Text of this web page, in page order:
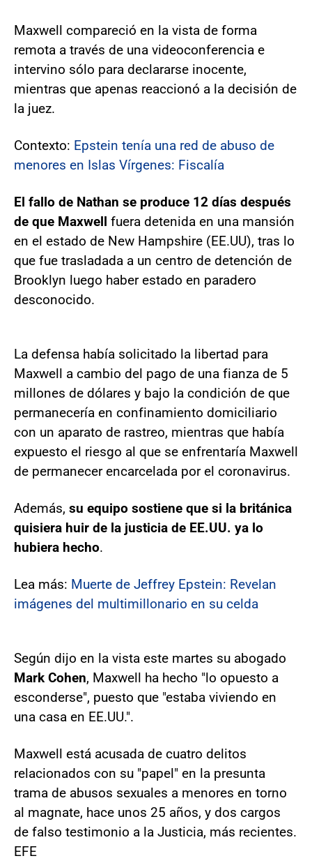
Maxwell compareció en la vista de forma
remota a través de una videoconferencia e
intervino sólo para declararse inocente,
mientras que apenas reaccionó a la decisión de
la juez.
Contexto: Epstein tenía una red de abuso de
menores en Islas Vírgenes: Fiscalía
El fallo de Nathan se produce 12 días después
de que Maxwell fuera detenida en una mansión
en el estado de New Hampshire (EE.UU), tras lo
que fue trasladada a un centro de detención de
Brooklyn luego haber estado en paradero
desconocido.
La defensa había solicitado la libertad para
Maxwell a cambio del pago de una fianza de 5
millones de dólares y bajo la condición de que
permanecería en confinamiento domiciliario
con un aparato de rastreo, mientras que había
expuesto el riesgo al que se enfrentaría Maxwell
de permanecer encarcelada por el coronavirus.
Además, su equipo sostiene que si la británica
quisiera huir de la justicia de EE.UU. ya lo
hubiera hecho.
Lea más: Muerte de Jeffrey Epstein: Revelan
imágenes del multimillonario en su celda
Según dijo en la vista este martes su abogado
Mark Cohen, Maxwell ha hecho "lo opuesto a
esconderse", puesto que "estaba viviendo en
una casa en EE.UU.".
Maxwell está acusada de cuatro delitos
relacionados con su "papel" en la presunta
trama de abusos sexuales a menores en torno
al magnate, hace unos 25 años, y dos cargos
de falso testimonio a la Justicia, más recientes.
EFE